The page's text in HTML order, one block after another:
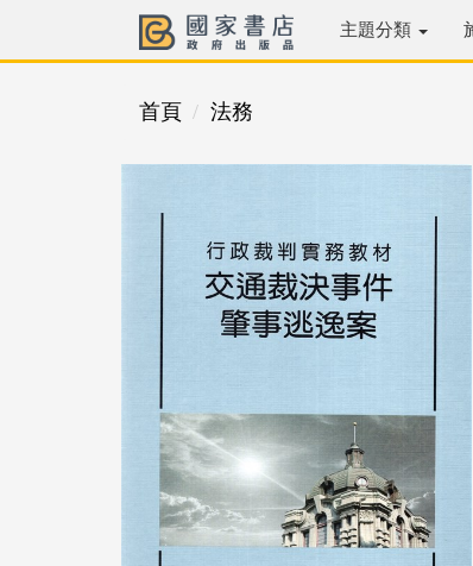
主題分類
首頁 法務